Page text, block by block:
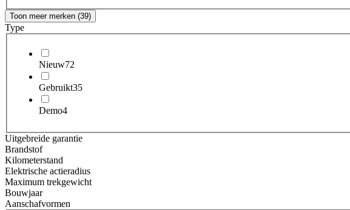
Toon meer merken (39)
Type
Nieuw72
Gebruikt35
Demo4
Uitgebreide garantie
Brandstof
Kilometerstand
Elektrische actieradius
Maximum trekgewicht
Bouwjaar
Aanschafvormen